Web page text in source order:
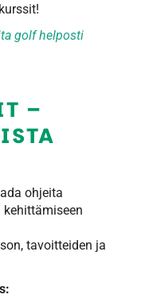
golf helposti
–
ohjeita
tavoitteiden ja